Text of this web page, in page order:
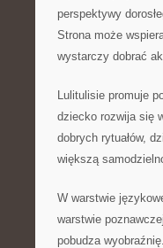
perspektywy
Strona może
wystarczy dobrać
Lulitulisie promuje
dziecko rozwija się
dobrych rytuałów,
większą
W warstwie
warstwie
pobudza